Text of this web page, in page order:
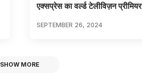
एक्सप्रेस का वर्ल्ड टेलीविज़न प्रीमियर
SEPTEMBER 26, 2024
SHOW MORE